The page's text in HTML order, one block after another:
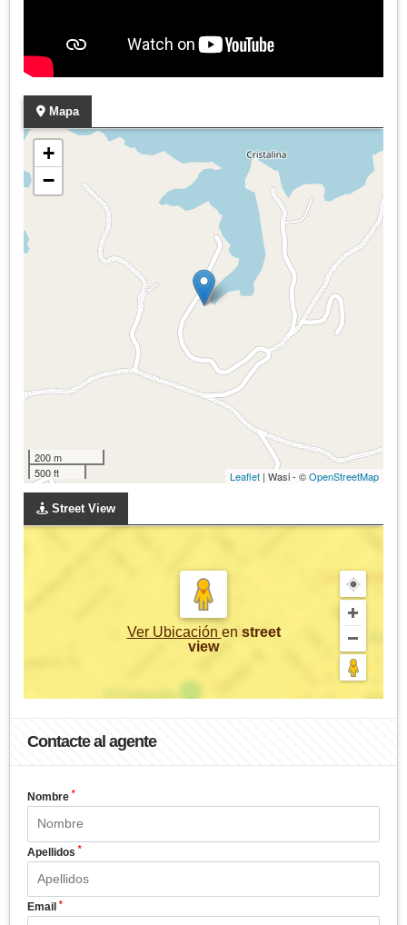
Mapa
+
−
200 m
500 ft
Leaflet | Wasi - ©OpenStreetMap
Street View
Ver Ubicación en street
view
Contacte al agente
Nombre *
Apellidos *
Email *